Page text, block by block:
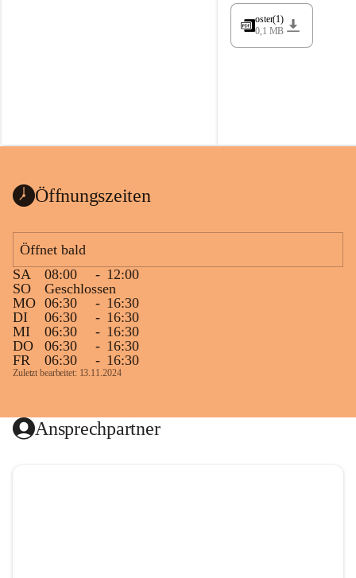
ü
e
oster(1)
0,1 MB
Öffnungszeiten
Öffnet bald
SA
08:00 - 12:00
SO
Geschlossen
MO 06:30 - 16:30
DI
06:30 - 16:30
MI
06:30 - 16:30
DO
06:30 - 16:30
FR
06:30 - 16:30
Zuletzt bearbeitet: 13.11.2024
Ansprechpartner